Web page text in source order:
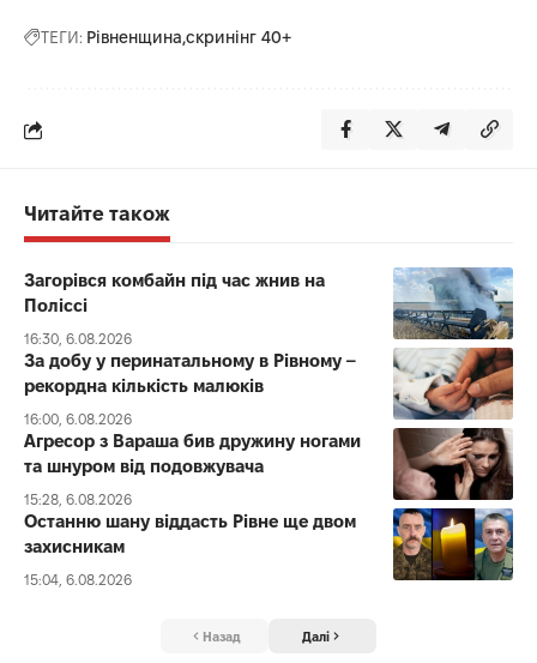
ТЕГИ: Рівненщина скринінг 40+
Читайте також
Загорівся комбайн під час жнив на
Поліссі
16:30, 6.08.2026
За добу у перинатальному в Рівному –
рекордна кількість малюків
16:00, 6.08.2026
Агресор з Вараша бив дружину ногами
та шнуром від подовжувача
15:28, 6.08.2026
Останню шану віддасть Рівне ще двом
захисникам
15:04, 6.08.2026
Назад Далі